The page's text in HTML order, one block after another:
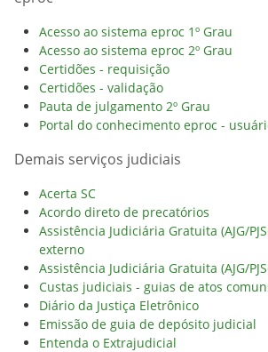
Acesso ao sistema eproc 1º Grau
Acesso ao sistema eproc 2º Grau
Certidões - requisição
Certidões - validação
Pauta de julgamento 2º Grau
Portal do conhecimento eproc -
Demais serviços judiciais
Acerta SC
Acordo direto de precatórios
Assistência Judiciária Gratuita (AJG/
externo
Assistência Judiciária Gratuita (AJG/
Custas judiciais - guias de atos
Diário da Justiça Eletrônico
Emissão de guia de depósito judicial
Entenda o Extrajudicial